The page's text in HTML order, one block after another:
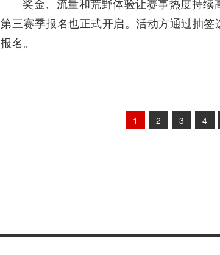
第三赛季报名也正式开启。活动方通过抽
报名。
1 2 3 4